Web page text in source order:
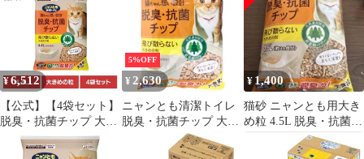
(ケース販売)
¥6,512
【公式】【4袋セット】
脱臭・抗菌チップ 大き
めの粒 4.4L ニャンとも
清潔トイレ ペット 猫
5%OFF
¥ 2,630
ニャンとも清潔トイレ
脱臭・抗菌チップ 大き
めの粒 2.5L 2個セッ
ト まとめ売り
¥ 1,400
猫砂 ニャンとも用大き
め粒 4.5L 脱臭・抗菌チ